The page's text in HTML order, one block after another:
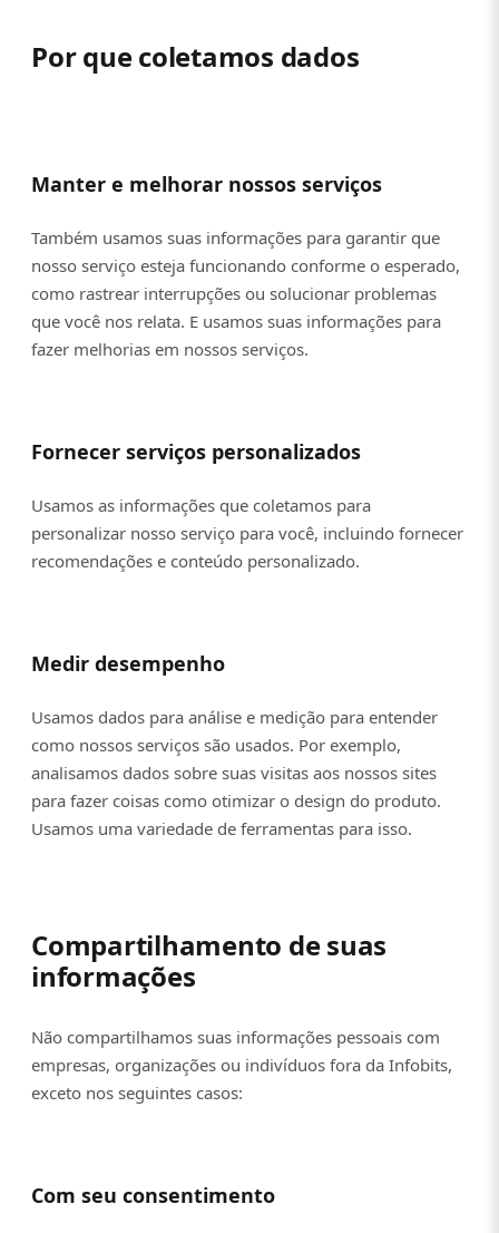
Por que coletamos dados
Manter e melhorar nossos serviços
Também usamos suas informações para garantir que
nosso serviço esteja funcionando conforme o esperado,
como rastrear interrupções ou solucionar problemas
que você nos relata. E usamos suas informações para
fazer melhorias em nossos serviços.
Fornecer serviços personalizados
Usamos as informações que coletamos para
personalizar nosso serviço para você, incluindo fornecer
recomendações e conteúdo personalizado.
Medir desempenho
Usamos dados para análise e medição para entender
como nossos serviços são usados. Por exemplo,
analisamos dados sobre suas visitas aos nossos sites
para fazer coisas como otimizar o design do produto.
Usamos uma variedade de ferramentas para isso.
Compartilhamento de suas
informações
Não compartilhamos suas informações pessoais com
empresas, organizações ou indivíduos fora da Infobits,
exceto nos seguintes casos:
Com seu consentimento